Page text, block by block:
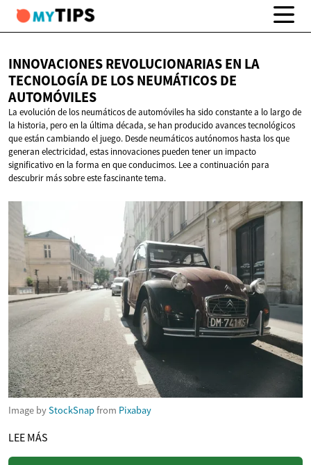
INNOVACIONES REVOLUCIONARIAS EN LA
TECNOLOGÍA DE LOS NEUMÁTICOSDE
AUTOMÓVILES
La evolución de los neumáticos de automóviles ha sido constante a lo largo de
la historia, pero en la última década, se han producido avances tecnológicos
que están cambiando el juego. Desde neumáticos autónomos hasta los que
generan electricidad, estas innovaciones pueden tener un impacto
significativo en la forma en que conducimos. Lee a continuación para
descubrir más sobre este fascinante tema.
Image byStockSnapfrom Pixabay
LEE MÁS